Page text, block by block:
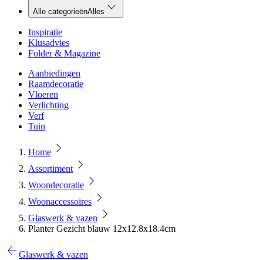
Alle categorieënAlles
Inspiratie
Klusadvies
Folder & Magazine
Aanbiedingen
Raamdecoratie
Vloeren
Verlichting
Verf
Tuin
Home
Assortiment
Woondecoratie
Woonaccessoires
Glaswerk & vazen
Planter Gezicht blauw 12x12.8x18.4cm
Glaswerk & vazen